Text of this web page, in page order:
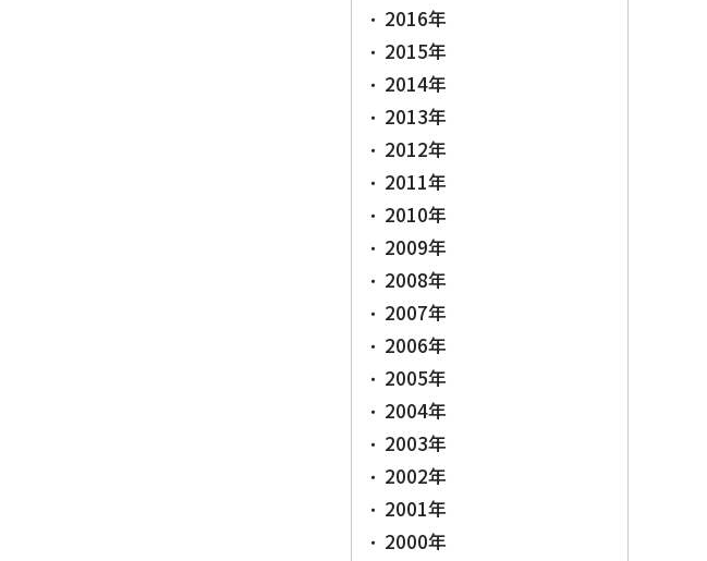
2016年
2015年
2014年
2013年
2012年
2011年
2010年
2009年
2008年
2007年
2006年
2005年
2004年
2003年
2002年
2001年
2000年